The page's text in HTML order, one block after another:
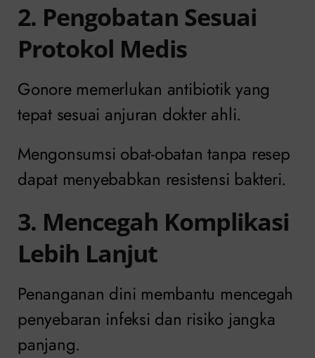
2. Pengobatan Sesuai
Protokol Medis
Gonore memerlukan antibiotik yang
tepat sesuai anjuran dokter ahli.
Mengonsumsi obat-obatan tanpa resep
dapat menyebabkan resistensi bakteri.
3. Mencegah Komplikasi
Lebih Lanjut
Penanganan dini membantu mencegah
penyebaran infeksi dan risiko jangka
panjang.